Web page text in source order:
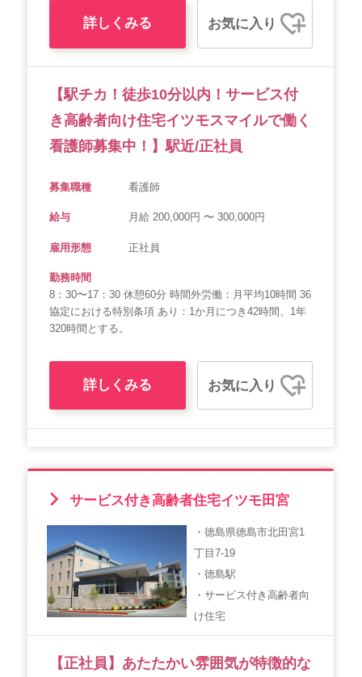
詳しくみる お気に入り
【駅チカ！徒歩10分以内！サービス付
き高齢者向け住宅イツモスマイルで働く
看護師募集中！】駅近/正社員
募集職種 看護師
給与 月給 200,000円 〜 300,000円
雇用形態 正社員
勤務時間
8：30〜17：30 休憩60分 時間外労働：月平均10時間 36
協定における特別条項 あり：1か月につき42時間、1年
320時間とする。
詳しくみる お気に入り
サービス付き高齢者住宅イツモ田宮
・徳島県徳島市北田宮1
丁目7-19
・徳島駅
・サービス付き高齢者向
け住宅
【正社員】あたたかい雰囲気が特徴的な